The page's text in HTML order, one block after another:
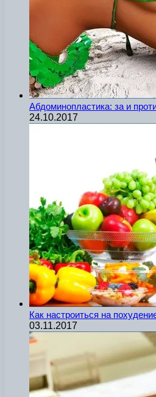
Абдоминопластика: за и
24.10.2017
Как настроиться на
03.11.2017